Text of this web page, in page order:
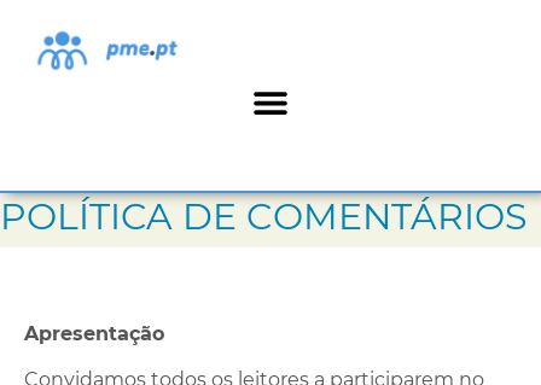
POLÍTICA DE COMENTÁRIOS
Apresentação
Convidamos todos os leitores a participarem no